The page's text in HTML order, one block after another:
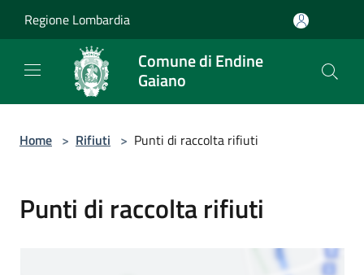
Regione Lombardia
Comune di Endine
Gaiano
Home > Rifiuti > Punti di raccolta rifiuti
Punti di raccolta rifiuti